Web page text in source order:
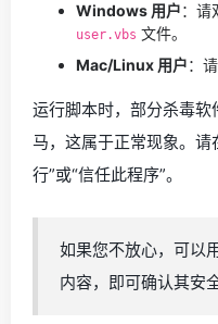
Windows 用户：请
user.vbs 文件。
Mac/Linux 用户：
运行脚本时，部分杀毒
马，这属于正常现象。请
行”或“信任此程序”。
如果您不放心，可以
内容，即可确认其安